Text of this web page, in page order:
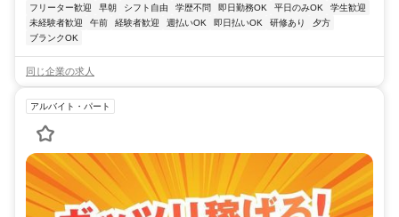
フリーター歓迎
早朝 シフト自由 学歴不問 即日勤務OK 平日のみOK
学生歓迎
未経験者歓迎
午前 経験者歓迎 週払いOK 即日払いOK 研修あり
夕方
ブランクOK
同じ企業の求人
アルバイト・パート